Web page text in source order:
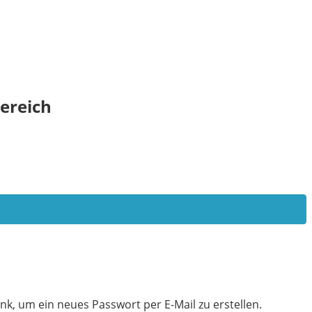
um ein neues Passwort per E-Mail zu erstellen.